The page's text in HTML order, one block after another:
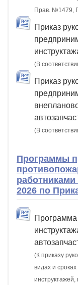
Прав. №1479,
Приказ
(В
Приказ
(В
Программы
работниками
2026 по
Программа
(К приказу
видах и
инструктажей,